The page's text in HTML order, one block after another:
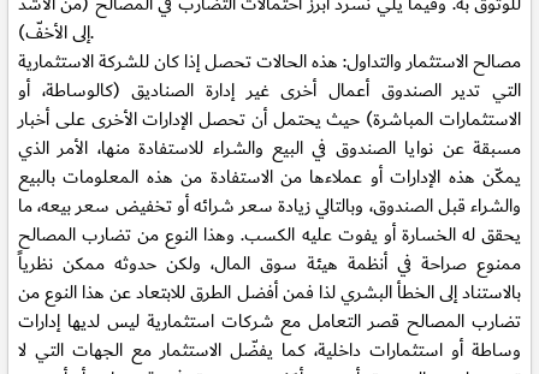
إلى الأخفّ).
مصالح الاستثمار والتداول: هذه الحالات تحصل إذا كان للشركة الاستثمارية
التي تدير الصندوق أعمال أخرى غير إدارة الصناديق (كالوساطة، أو
الاستثمارات المباشرة) حيث يحتمل أن تحصل الإدارات الأخرى على أخبار
مسبقة عن نوايا الصندوق في البيع والشراء للاستفادة منها، الأمر الذي
يمكّن هذه الإدارات أو عملاءها من الاستفادة من هذه المعلومات بالبيع
والشراء قبل الصندوق، وبالتالي زيادة سعر شرائه أو تخفيض سعر بيعه، ما
يحقق له الخسارة أو يفوت عليه الكسب. وهذا النوع من تضارب المصالح
ممنوع صراحة في أنظمة هيئة سوق المال، ولكن حدوثه ممكن نظرياً
بالاستناد إلى الخطأ البشري لذا فمن أفضل الطرق للابتعاد عن هذا النوع من
تضارب المصالح قصر التعامل مع شركات استثمارية ليس لديها إدارات
وساطة أو استثمارات داخلية، كما يفضّل الاستثمار مع الجهات التي لا